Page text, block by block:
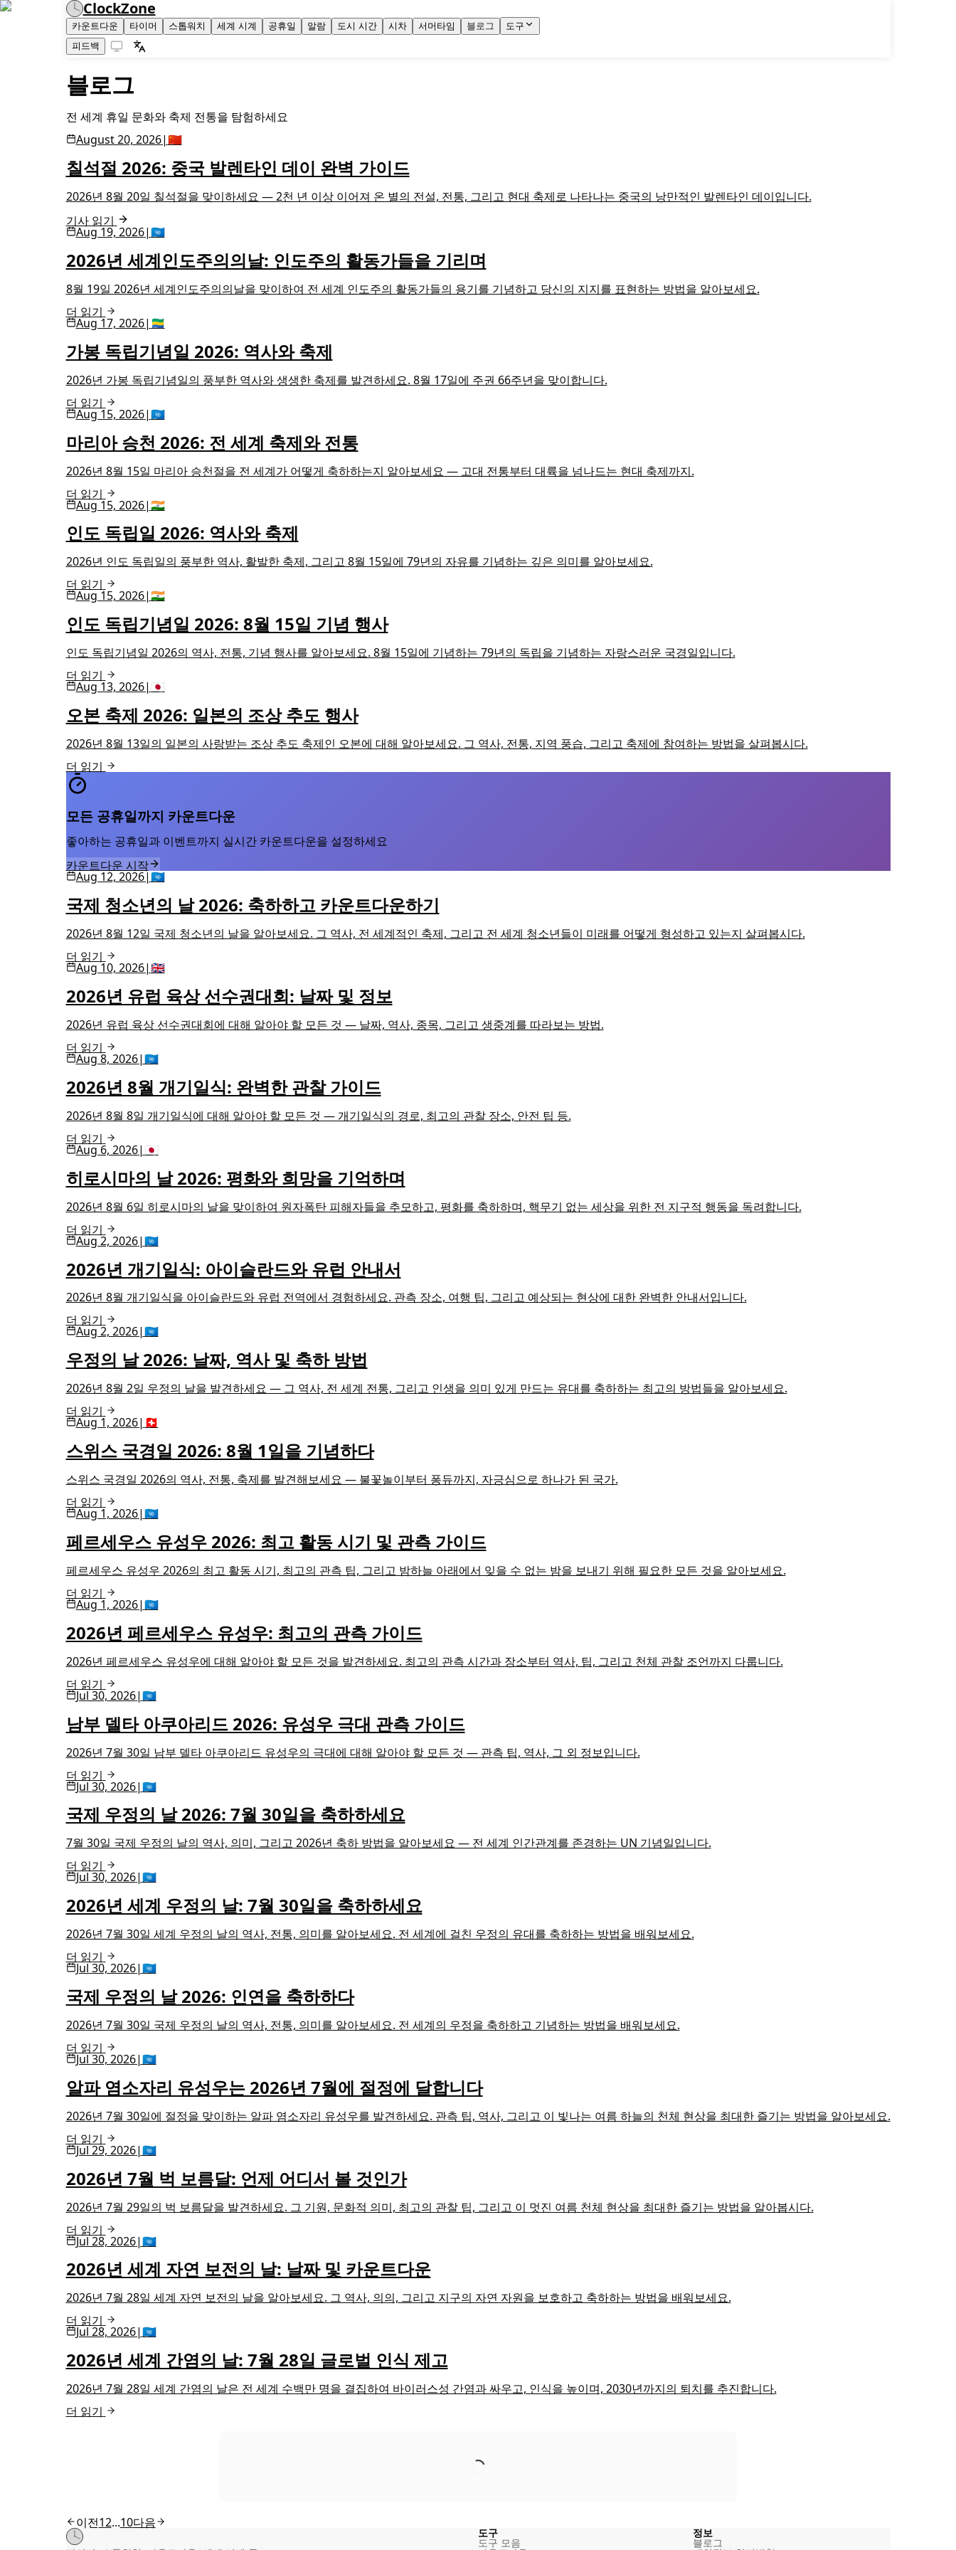
ClockZone
카운트다운 타이머 스톱워치 세계 시계 공휴일 알람 도시 시간 시차 서머타임 블로그
도구
피드백
블로그
전 세계 휴일 문화와 축제 전통을 탐험하세요
August 20, 2026|🇨🇳
칠석절 2026: 중국 발렌타인 데이 완벽 가이드
2026년 8월 20일 칠석절을 맞이하세요 — 2천 년 이상 이어져 온 별의 전설, 전통, 그리고 현대 축제로 나타나는 중국의 낭만적인 발렌타인 데이입니다.
기사 읽기
Aug 19, 2026|🇺🇳
2026년 세계인도주의의날: 인도주의 활동가들을 기리며
8월 19일 2026년 세계인도주의의날을 맞이하여 전 세계 인도주의 활동가들의 용기를 기념하고 당신의 지지를 표현하는 방법을 알아보세요.
더 읽기
Aug 17, 2026| 🇬🇦
가봉 독립기념일 2026: 역사와 축제
2026년 가봉 독립기념일의 풍부한 역사와 생생한 축제를 발견하세요. 8월 17일에 주권 66주년을 맞이합니다.
더 읽기
Aug 15, 2026|🇺🇳
마리아 승천 2026: 전 세계 축제와 전통
2026년 8월 15일 마리아 승천절을 전 세계가 어떻게 축하하는지 알아보세요 — 고대 전통부터 대륙을 넘나드는 현대 축제까지.
더 읽기
Aug 15, 2026|🇮🇳
인도 독립일 2026: 역사와 축제
2026년 인도 독립일의 풍부한 역사, 활발한 축제, 그리고 8월 15일에 79년의 자유를 기념하는 깊은 의미를 알아보세요.
더 읽기
Aug 15, 2026|🇮🇳
인도 독립기념일 2026: 8월 15일 기념 행사
인도 독립기념일 2026의 역사, 전통, 기념 행사를 알아보세요. 8월 15일에 기념하는 79년의 독립을 기념하는 자랑스러운 국경일입니다.
더 읽기
Aug 13, 2026| 🇯🇵
오본 축제 2026: 일본의 조상 추도 행사
2026년 8월 13일의 일본의 사랑받는 조상 추도 축제인 오본에 대해 알아보세요. 그 역사, 전통, 지역 풍습, 그리고 축제에 참여하는 방법을 살펴봅시다.
더 읽기
모든 공휴일까지 카운트다운
좋아하는 공휴일과 이벤트까지 실시간 카운트다운을 설정하세요
카운트다운 시작
Aug 12, 2026|🇺🇳
국제 청소년의 날 2026: 축하하고 카운트다운하기
2026년 8월 12일 국제 청소년의 날을 알아보세요. 그 역사, 전 세계적인 축제, 그리고 전 세계 청소년들이 미래를 어떻게 형성하고 있는지 살펴봅시다.
더 읽기
Aug 10, 2026|🇬🇧
2026년 유럽 육상 선수권대회: 날짜 및 정보
2026년 유럽 육상 선수권대회에 대해 알아야 할 모든 것 — 날짜, 역사, 종목, 그리고 생중계를 따라보는 방법.
더 읽기
Aug 8, 2026|🇺🇳
2026년 8월 개기일식: 완벽한 관찰 가이드
2026년 8월 8일 개기일식에 대해 알아야 할 모든 것 — 개기일식의 경로, 최고의 관찰 장소, 안전 팁 등.
더 읽기
Aug 6, 2026| 🇯🇵
히로시마의 날 2026: 평화와 희망을 기억하며
2026년 8월 6일 히로시마의 날을 맞이하여 원자폭탄 피해자들을 추모하고, 평화를 축하하며, 핵무기 없는 세상을 위한 전 지구적 행동을 독려합니다.
더 읽기
Aug 2, 2026|🇺🇳
2026년 개기일식: 아이슬란드와 유럽 안내서
2026년 8월 개기일식을 아이슬란드와 유럽 전역에서 경험하세요. 관측 장소, 여행 팁, 그리고 예상되는 현상에 대한 완벽한 안내서입니다.
더 읽기
Aug 2, 2026|🇺🇳
우정의 날 2026: 날짜, 역사 및 축하 방법
2026년 8월 2일 우정의 날을 발견하세요 — 그 역사, 전 세계 전통, 그리고 인생을 의미 있게 만드는 유대를 축하하는 최고의 방법들을 알아보세요.
더 읽기
Aug 1, 2026| 🇨🇭
스위스 국경일 2026: 8월 1일을 기념하다
스위스 국경일 2026의 역사, 전통, 축제를 발견해보세요 — 불꽃놀이부터 퐁듀까지, 자긍심으로 하나가 된 국가.
더 읽기
Aug 1, 2026|🇺🇳
페르세우스 유성우 2026: 최고 활동 시기 및 관측 가이드
페르세우스 유성우 2026의 최고 활동 시기, 최고의 관측 팁, 그리고 밤하늘 아래에서 잊을 수 없는 밤을 보내기 위해 필요한 모든 것을 알아보세요.
더 읽기
Aug 1, 2026|🇺🇳
2026년 페르세우스 유성우: 최고의 관측 가이드
2026년 페르세우스 유성우에 대해 알아야 할 모든 것을 발견하세요. 최고의 관측 시간과 장소부터 역사, 팁, 그리고 천체 관찰 조언까지 다룹니다.
더 읽기
Jul 30, 2026|🇺🇳
남부 델타 아쿠아리드 2026: 유성우 극대 관측 가이드
2026년 7월 30일 남부 델타 아쿠아리드 유성우의 극대에 대해 알아야 할 모든 것 — 관측 팁, 역사, 그 외 정보입니다.
더 읽기
Jul 30, 2026|🇺🇳
국제 우정의 날 2026: 7월 30일을 축하하세요
7월 30일 국제 우정의 날의 역사, 의미, 그리고 2026년 축하 방법을 알아보세요 — 전 세계 인간관계를 존경하는 UN 기념일입니다.
더 읽기
Jul 30, 2026|🇺🇳
2026년 세계 우정의 날: 7월 30일을 축하하세요
2026년 7월 30일 세계 우정의 날의 역사, 전통, 의미를 알아보세요. 전 세계에 걸친 우정의 유대를 축하하는 방법을 배워보세요.
더 읽기
Jul 30, 2026|🇺🇳
국제 우정의 날 2026: 인연을 축하하다
2026년 7월 30일 국제 우정의 날의 역사, 전통, 의미를 알아보세요. 전 세계의 우정을 축하하고 기념하는 방법을 배워보세요.
더 읽기
Jul 30, 2026|🇺🇳
알파 염소자리 유성우는 2026년 7월에 절정에 달합니다
2026년 7월 30일에 절정을 맞이하는 알파 염소자리 유성우를 발견하세요. 관측 팁, 역사, 그리고 이 빛나는 여름 하늘의 천체 현상을 최대한 즐기는 방법을 알아보세요.
더 읽기
Jul 29, 2026|🇺🇳
2026년 7월 벅 보름달: 언제 어디서 볼 것인가
2026년 7월 29일의 벅 보름달을 발견하세요. 그 기원, 문화적 의미, 최고의 관찰 팁, 그리고 이 멋진 여름 천체 현상을 최대한 즐기는 방법을 알아봅시다.
더 읽기
Jul 28, 2026|🇺🇳
2026년 세계 자연 보전의 날: 날짜 및 카운트다운
2026년 7월 28일 세계 자연 보전의 날을 알아보세요. 그 역사, 의의, 그리고 지구의 자연 자원을 보호하고 축하하는 방법을 배워보세요.
더 읽기
Jul 28, 2026|🇺🇳
2026년 세계 간염의 날: 7월 28일 글로벌 인식 제고
2026년 7월 28일 세계 간염의 날은 전 세계 수백만 명을 결집하여 바이러스성 간염과 싸우고, 인식을 높이며, 2030년까지의 퇴치를 추진합니다.
더 읽기
이전12...10다음
도구
도구 모음
정보
블로그